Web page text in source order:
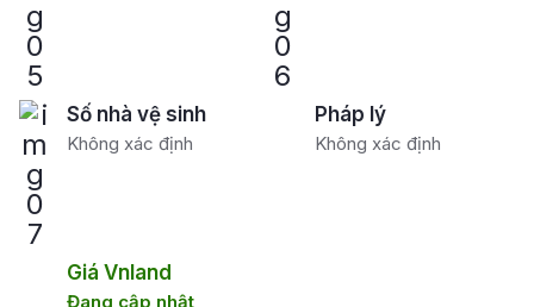
Số nhà vệ sinh
Không xác định
Pháp lý
Không xác định
Giá Vnland
Đang cập nhật